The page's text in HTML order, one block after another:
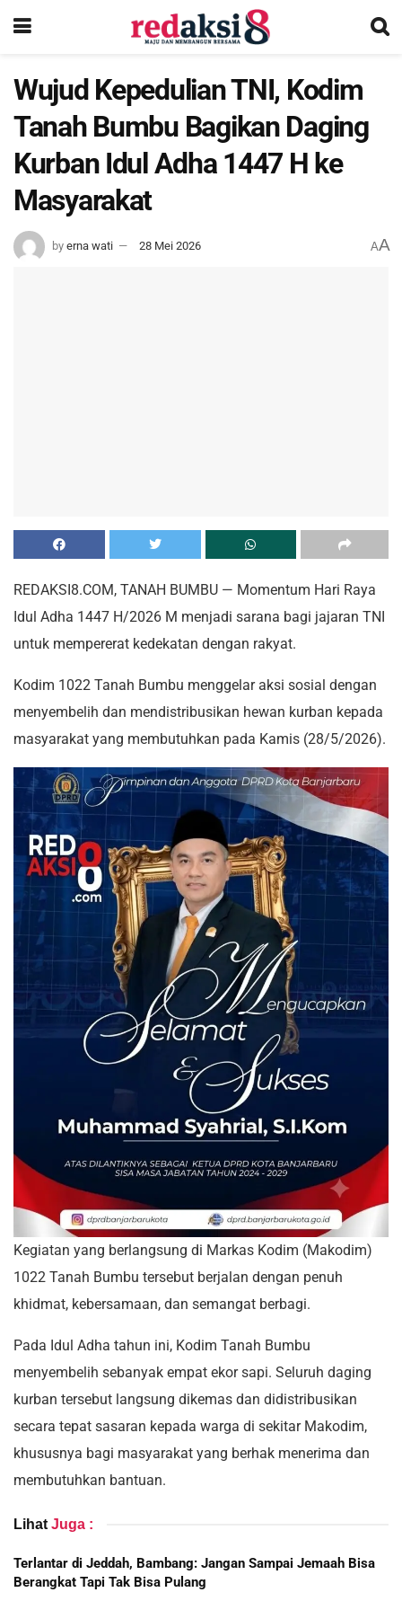
Wujud Kepedulian TNI, Kodim
Tanah Bumbu Bagikan Daging
Kurban Idul Adha 1447 H ke
Masyarakat
by erna wati 28 Mei 2026 AA
REDAKSI8.COM, TANAH BUMBU — Momentum Hari Raya
Idul Adha 1447 H/2026 M menjadi sarana bagi jajaran TNI
untuk mempererat kedekatan dengan rakyat.
Kodim 1022 Tanah Bumbu menggelar aksi sosial dengan
menyembelih dan mendistribusikan hewan kurban kepada
masyarakat yang membutuhkan pada Kamis (28/5/2026).
Kegiatan yang berlangsung di Markas Kodim (Makodim)
1022 Tanah Bumbu tersebut berjalan dengan penuh
khidmat, kebersamaan, dan semangat berbagi.
Pada Idul Adha tahun ini, Kodim Tanah Bumbu
menyembelih sebanyak empat ekor sapi. Seluruh daging
kurban tersebut langsung dikemas dan didistribusikan
secara tepat sasaran kepada warga di sekitar Makodim,
khususnya bagi masyarakat yang berhak menerima dan
membutuhkan bantuan.
Lihat Juga :
Terlantar di Jeddah, Bambang: Jangan Sampai Jemaah Bisa
Berangkat Tapi Tak Bisa Pulang